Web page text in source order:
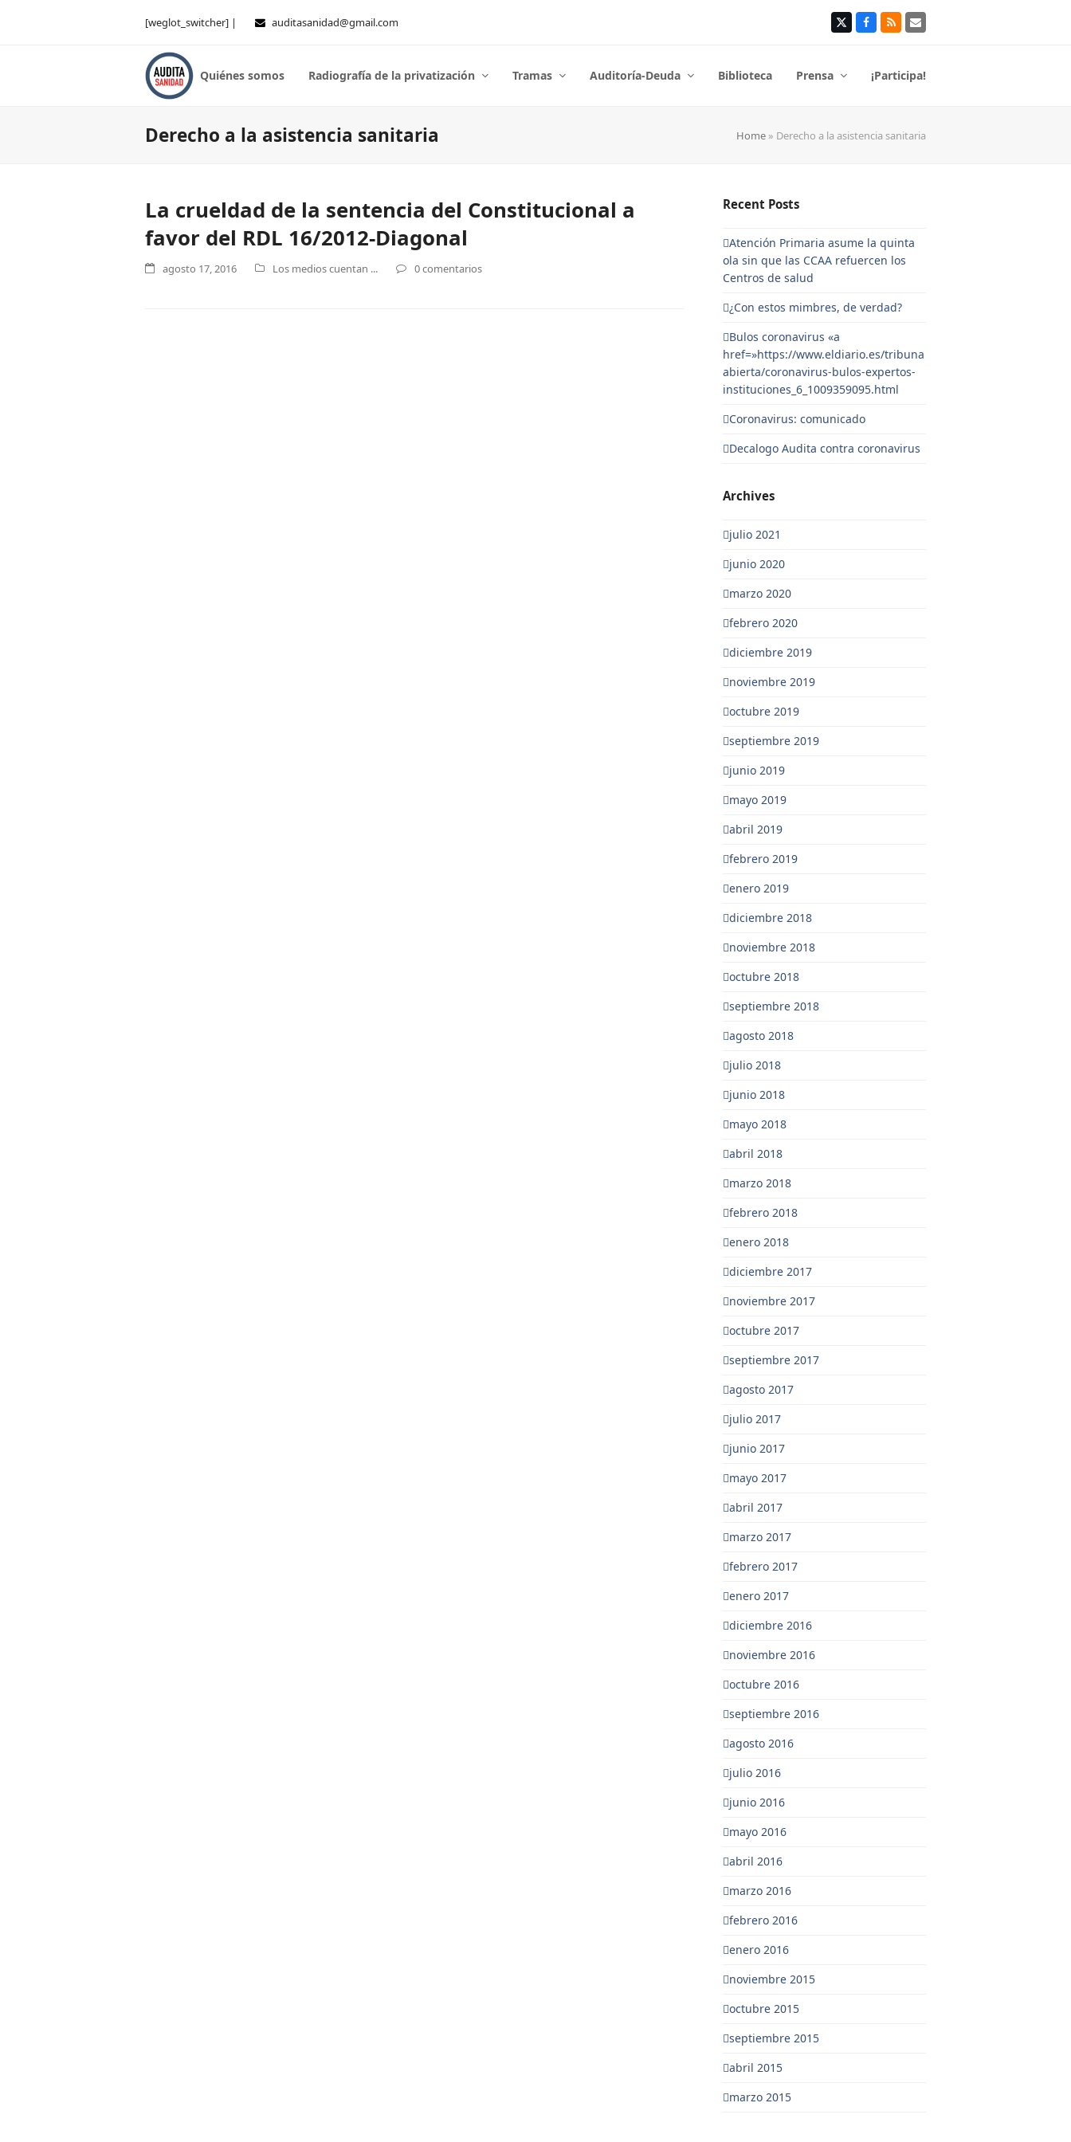
[weglot_switcher] | auditasanidad@gmail.com TwitterFacebook
RSS Correo
Quiénes somos Radiografía de la privatización Tramas Auditoría-Deuda Biblioteca Prensa ¡Participa!
Derecho a la asistencia sanitaria Home » Derecho a la asistencia sanitaria
La crueldad de la sentencia del Constitucional a
favor del RDL 16/2012-Diagonal
agosto 17, 2016 Los medios cuentan ... 0 comentarios
Recent Posts
Atención Primaria asume la quinta
ola sin que las CCAA refuercen los
Centros de salud
¿Con estos mimbres, de verdad?
Bulos coronavirus «a
href=»https://www.eldiario.es/tribuna
abierta/coronavirus-bulos-expertos-
instituciones_6_1009359095.html
Coronavirus: comunicado
Decalogo Audita contra coronavirus
Archives
julio 2021
junio 2020
marzo 2020
febrero 2020
diciembre 2019
noviembre 2019
octubre 2019
septiembre 2019
junio 2019
mayo 2019
abril 2019
febrero 2019
enero 2019
diciembre 2018
noviembre 2018
octubre 2018
septiembre 2018
agosto 2018
julio 2018
junio 2018
mayo 2018
abril 2018
marzo 2018
febrero 2018
enero 2018
diciembre 2017
noviembre 2017
octubre 2017
septiembre 2017
agosto 2017
julio 2017
junio 2017
mayo 2017
abril 2017
marzo 2017
febrero 2017
enero 2017
diciembre 2016
noviembre 2016
octubre 2016
septiembre 2016
agosto 2016
julio 2016
junio 2016
mayo 2016
abril 2016
marzo 2016
febrero 2016
enero 2016
noviembre 2015
octubre 2015
septiembre 2015
abril 2015
marzo 2015